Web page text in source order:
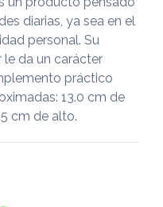
diarias, ya sea en el
personal. Su
le da un carácter
práctico
13.0 cm de
cm de alto.